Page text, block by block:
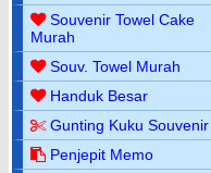
Souvenir Towel Cake
Murah
Souv. Towel Murah
Handuk Besar
Gunting Kuku Souvenir
Penjepit Memo